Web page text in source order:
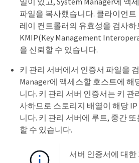
파일을 복사했습니다. 클라이언
레이 컨트롤러의 유효성을 검사
KMIP(Key Management
을 신뢰할 수 있습니다.
키 관리 서버에서 인증서 파일을
Manager에 액세스할 호스트에 해
니다. 키 관리 서버 인증서는 키 관
사하므로 스토리지 배열이 해당
니다. 키 관리 서버에 루트, 중간
할 수 있습니다.
서버 인증서에 대